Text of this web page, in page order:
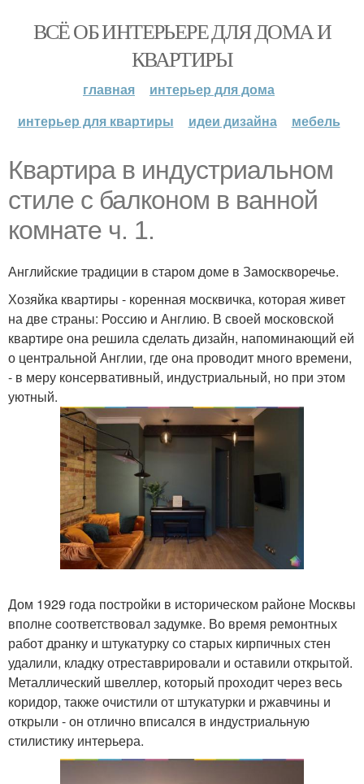
ВСЁ ОБ ИНТЕРЬЕРЕ ДЛЯ ДОМА И
КВАРТИРЫ
главная
интерьер для дома
интерьер для квартиры
идеи дизайна мебель
Квартира в индустриальном
стиле с балконом в ванной
комнате ч. 1.
Английские традиции в старом доме в Замоскворечье.
Хозяйка квартиры - коренная москвичка, которая живет
на две страны: Россию и Англию. В своей московской
квартире она решила сделать дизайн, напоминающий ей
о центральной Англии, где она проводит много времени,
- в меру консервативный, индустриальный, но при этом
уютный.
Дом 1929 года постройки в историческом районе Москвы
вполне соответствовал задумке. Во время ремонтных
работ дранку и штукатурку со старых кирпичных стен
удалили, кладку отреставрировали и оставили открытой.
Металлический швеллер, который проходит через весь
коридор, также очистили от штукатурки и ржавчины и
открыли - он отлично вписался в индустриальную
стилистику интерьера.